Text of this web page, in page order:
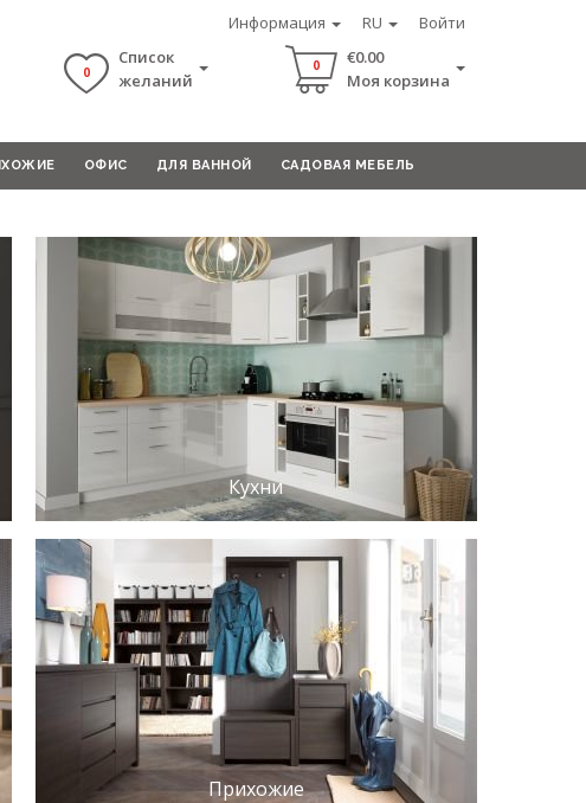
Информация RU Войти
0
Список
желаний
0
€0.00
Моя корзина
ОФИС ДЛЯ ВАННОЙ САДОВАЯ МЕБЕЛЬ
Кухни
Прихожие